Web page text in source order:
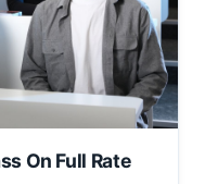
On Full Rate